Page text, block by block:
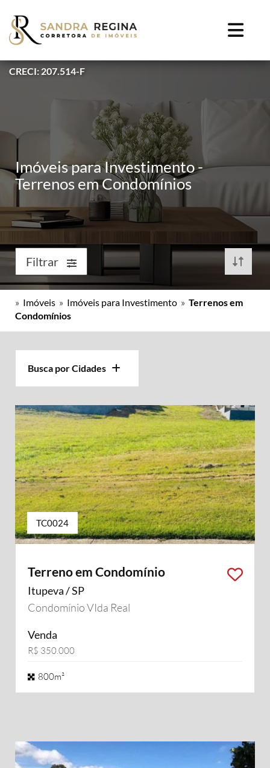
CRECI: 207.514-F
Imóveis para Investimento -
Terrenos em Condomínios
Filtrar
» Imóveis » Imóveis para Investimento » Terrenos em
Condomínios
Busca por Cidades
TC0024
Terreno em Condomínio
Itupeva / SP
Condomínio VIda Real
Venda
R$ 350.000
800m²